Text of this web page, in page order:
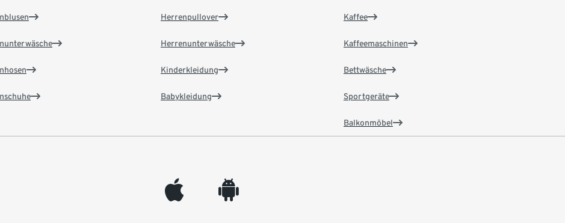
Herrenpullover
Herrenunterwäsche
Kinderkleidung
Babykleidung
Kaffee
Kaffeemaschinen
Bettwäsche
Sportgeräte
Balkonmöbel
appleinc android